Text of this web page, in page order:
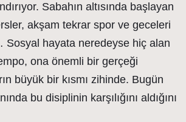
Sabahın altısında başlayan
akşam tekrar spor ve geceleri
Sosyal hayata neredeyse hiç alan
ona önemli bir gerçeği
büyük bir kısmı zihinde. Bugün
bu disiplinin karşılığını aldığını